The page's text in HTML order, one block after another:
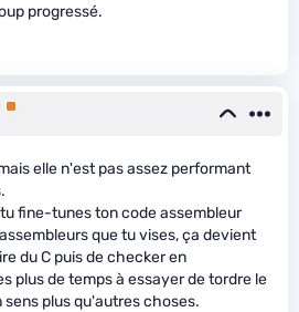
progressé.
Premium
elle n'est pas assez performant
fine-tunes ton code assembleur
que tu vises, ça devient
du C puis de checker en
plus de temps à essayer de tordre le
plus qu'autres choses.